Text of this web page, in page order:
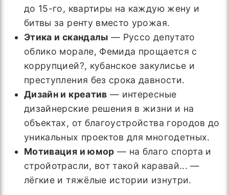
до 15-го, квартиры на каждую жену и
битвы за ренту вместо урожая.
Этика и скандалы — Руссо депутато
облико морале, Фемида прощается с
коррупцией?, кубанское закулисье и
преступления без срока давности.
Дизайн и креатив — интересные
дизайнерские решения в жизни и на
объектах, от благоустройства городов до
уникальных проектов для многодетных.
Мотивация и юмор — на благо спорта и
стройотрасли, вот такой каравай... —
лёгкие и тяжёлые истории изнутри.